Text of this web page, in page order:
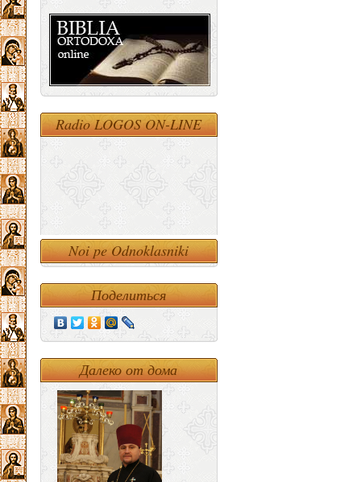
Radio LOGOS ON-LINE
Noi pe Odnoklasniki
Поделиться
Далеко от дома